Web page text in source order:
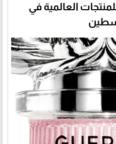
العالمية في